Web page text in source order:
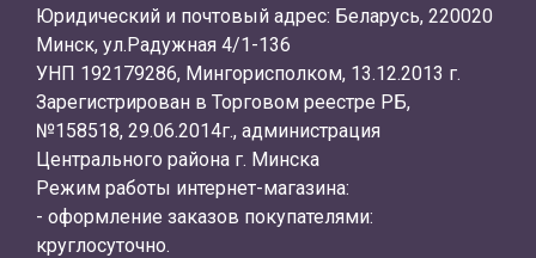
Юридический и почтовый адрес: Беларусь, 220020
Минск, ул.Радужная 4/1-136
УНП 192179286, Мингорисполком, 13.12.2013 г.
Зарегистрирован в Торговом реестре РБ,
№158518, 29.06.2014г., администрация
Центрального района г. Минска
Режим работы интернет-магазина:
- оформление заказов покупателями:
круглосуточно.